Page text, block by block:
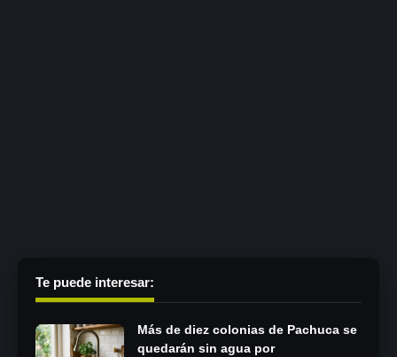
Te puede interesar:
Más de diez colonias de Pachuca se
quedarán sin agua por